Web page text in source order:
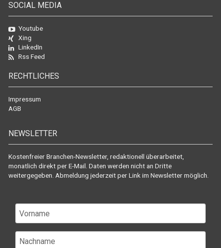
SOCIAL MEDIA
Youtube
Xing
LinkedIn
Rss Feed
RECHTLICHES
Impressum
AGB
NEWSLETTER
Kostenfreier Branchen-Newsletter, redaktionell überarbeitet,
monatlich direkt per E-Mail. Daten werden nicht an Dritte
weitergegeben. Abmeldung jederzeit per Link im Newsletter möglich.